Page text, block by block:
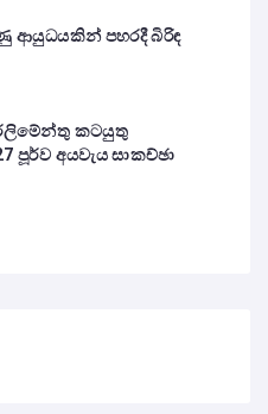
ආයුධයකින් පහරදී බිරිඳ
කටයුතු
පූර්ව අයවැය සාකච්ඡා